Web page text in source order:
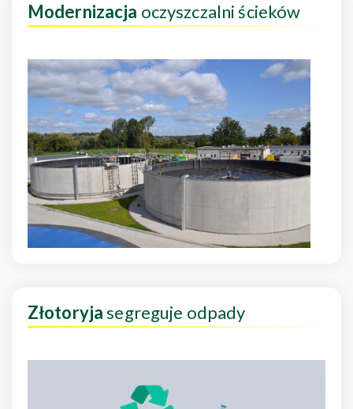
Modernizacja oczyszczalni ścieków
Złotoryjasegreguje odpady